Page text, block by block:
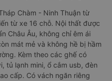
Chàm - Ninh Thuận từ
từ xe 16 chỗ. Nội thất được
Châu Âu, không chỉ êm ái
mát mẻ và không hề bị hầm
Kèm theo các ghế có
tủ lạnh mini, ổ cắm usb, đèn
cấp. Có vách ngăn riêng